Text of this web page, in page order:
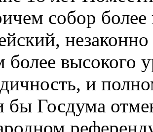
собор более
более высокого
и
бы Госдума